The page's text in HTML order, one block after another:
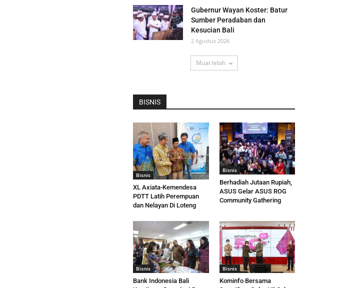
Gubernur Wayan Koster: Batur
Sumber Peradaban dan
Kesucian Bali
2 Agustus 2026
Muat lebih
BISNIS
Bisnis
XL Axiata-Kemendesa
PDTT Latih Perempuan
dan Nelayan Di Loteng
Bisnis
Berhadiah Jutaan Rupiah,
ASUS Gelar ASUS ROG
Community Gathering
Bisnis
Bank Indonesia Bali
Bisnis
Kominfo Bersama